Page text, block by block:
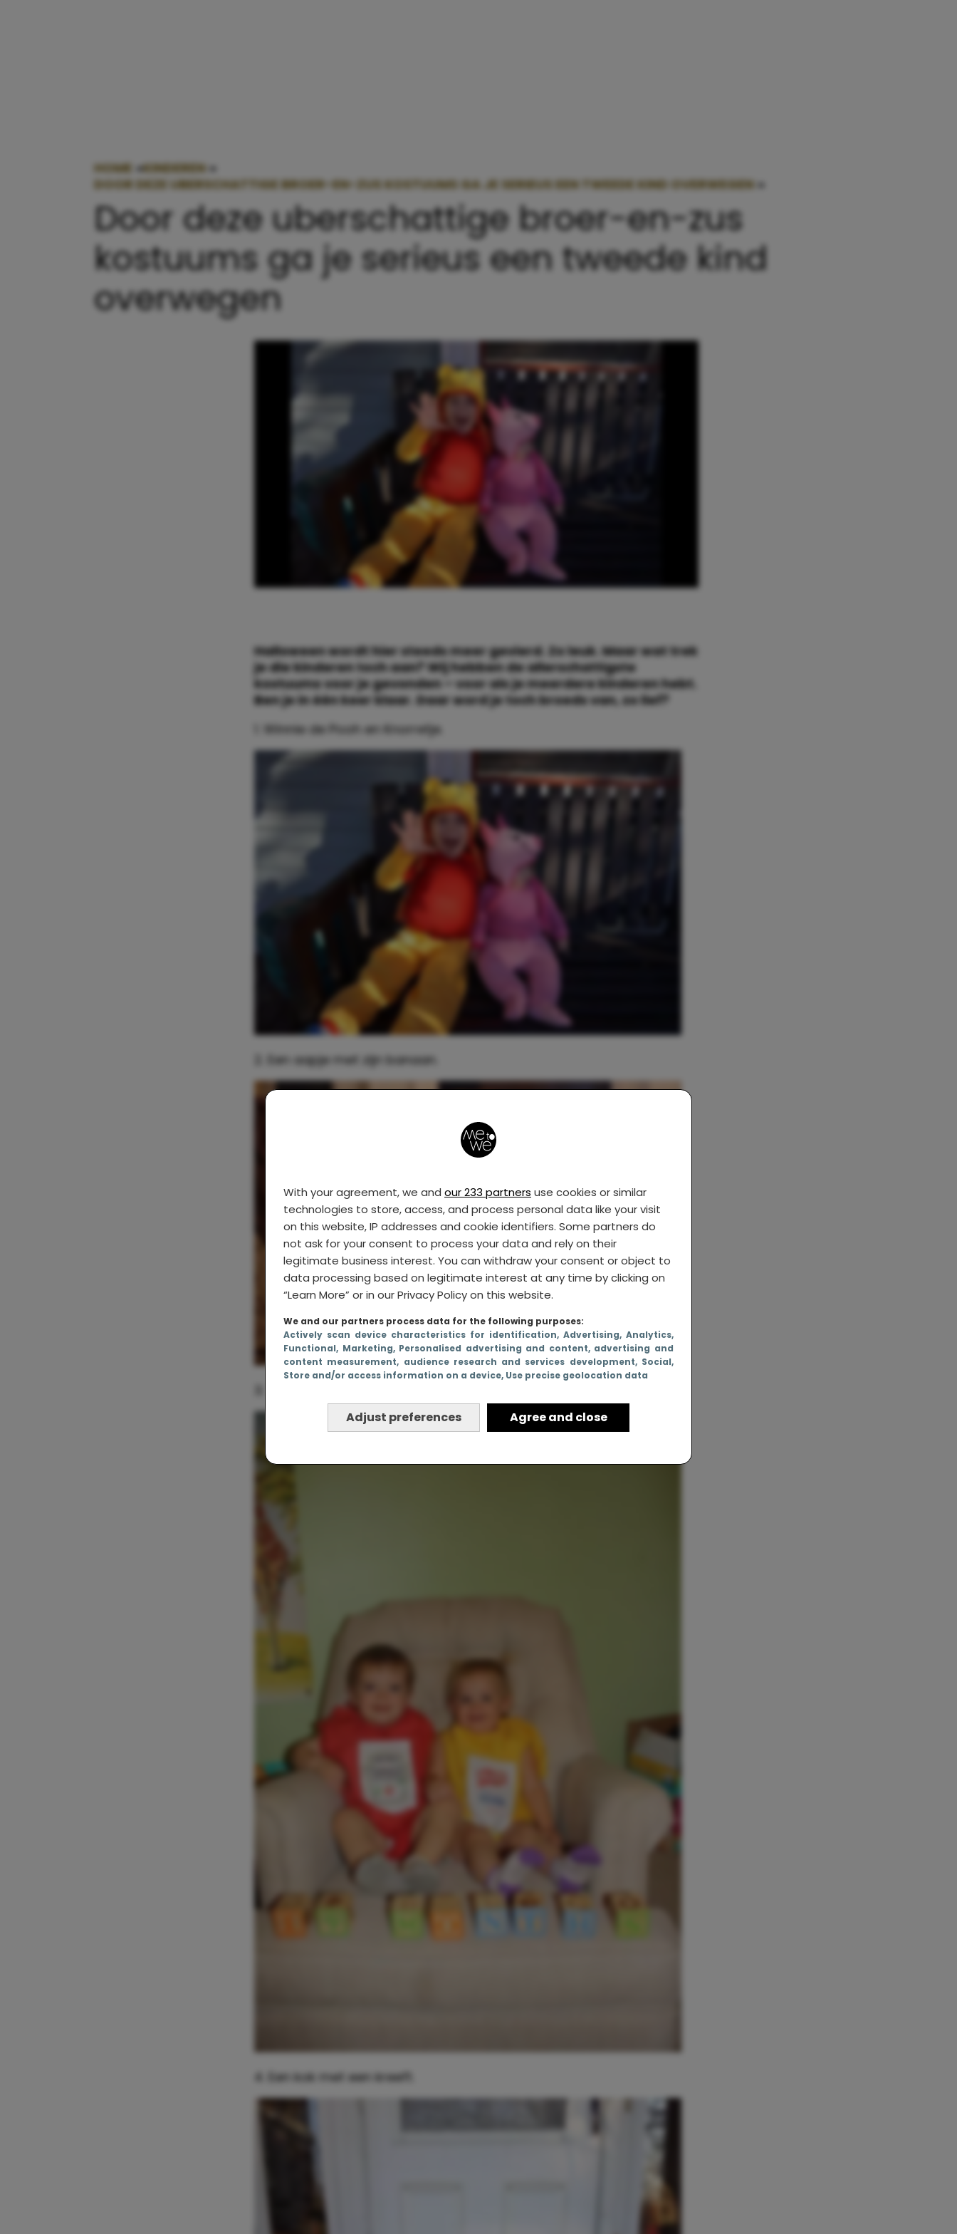
With your agreement, we and our 233 partners use cookies or similar
technologies to store, access, and process personal data like your visit
on this website, IP addresses and cookie identifiers. Some partners do
not ask for your consent to process your data and rely on their
legitimate business interest. You can withdraw your consent or object to
data processing based on legitimate interest at any time by clicking on
“Learn More” or in our Privacy Policy on this website.
We and our partners process data for the following purposes:
Actively scan device characteristics for identification, Advertising, Analytics,
Functional, Marketing, Personalised advertising and content, advertising and
content measurement, audience research and services development, Social,
Store and/or access information on a device, Use precise geolocation data
Adjust preferences Agree and close
HOME »KINDEREN »
DOOR DEZE UBERSCHATTIGE BROER-EN-ZUS KOSTUUMS GA JE SERIEUS EEN TWEEDE KIND OVERWEGEN »
Door deze uberschattige broer-en-zus
kostuums ga je serieus een tweede kind
overwegen
Halloween wordt hier steeds meer gevierd. Zo leuk. Maar wat trek
je die kinderen toch aan? Wij hebben de allerschattigste
kostuums voor je gevonden – voor als je meerdere kinderen hebt.
Ben je in één keer klaar. Daar word je toch broeds van, zo lief?
1. Winnie de Pooh en Knorretje.
2. Een aapje met zijn banaan.
4. Een kok met een kreeft.